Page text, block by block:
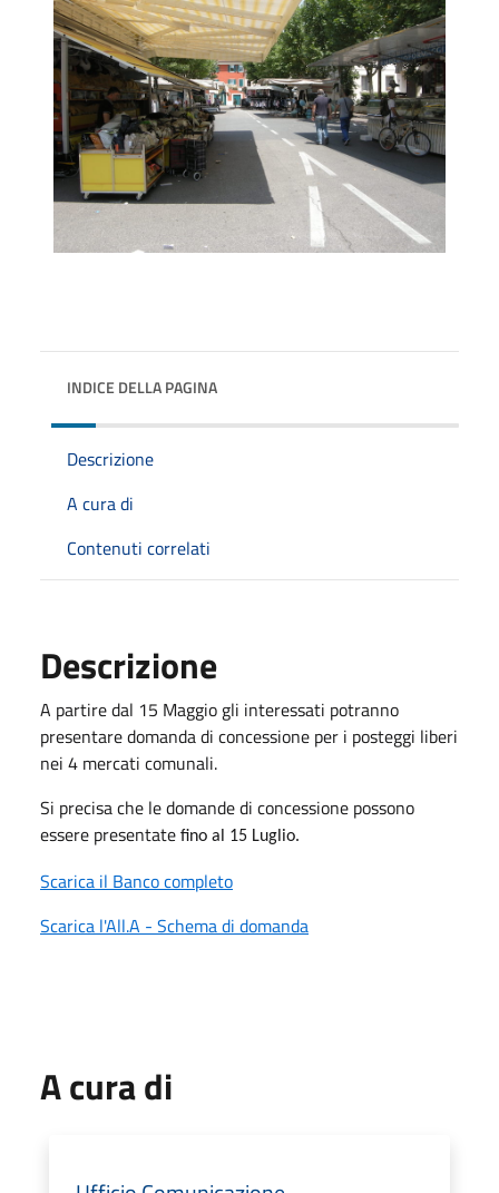
INDICE DELLA PAGINA
Descrizione
A cura di
Contenuti correlati
Descrizione
A partire dal 15 Maggio gli interessati potranno
presentare domanda di concessione per i posteggi liberi
nei 4 mercati comunali.
Si precisa che le domande di concessione possono
essere presentate fino al 15 Luglio.
Scarica il Banco completo
Scarica l'All.A - Schema di domanda
A cura di